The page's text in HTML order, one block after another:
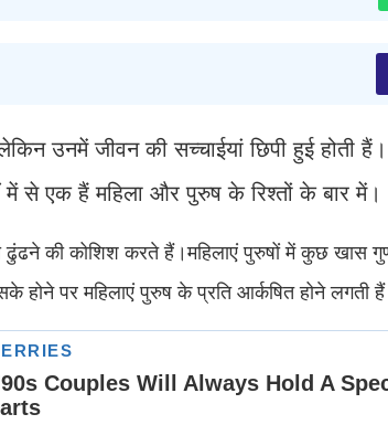
उनमें जीवन की सच्चाईयां छिपी हुई होती हैं।
से एक हैं महिला और पुरुष के रिश्तों के बार में।
की कोशिश करते हैं।महिलाएं पुरुषों में कुछ खास गुण
होने पर महिलाएं पुरुष के प्रति आर्कषित होने लगती